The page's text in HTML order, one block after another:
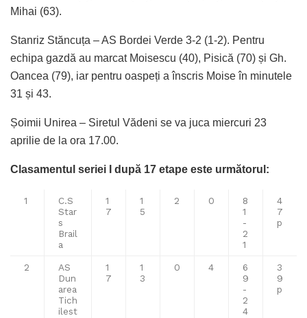
Mihai (63).
Stanriz Stăncuța – AS Bordei Verde 3-2 (1-2). Pentru
echipa gazdă au marcat Moisescu (40), Pisică (70) și Gh.
Oancea (79), iar pentru oaspeți a înscris Moise în minutele
31 și 43.
Șoimii Unirea – Siretul Vădeni se va juca miercuri 23
aprilie de la ora 17.00.
Clasamentul seriei I după 17 etape este următorul:
1
C.S
Star
s
Brail
a
1
7
1
5
2 0
8
1
-
2
1
4
7
p
2
AS
Dun
area
Tich
ilest
1
7
1
3
0 4
6
9
-
2
4
3
9
p